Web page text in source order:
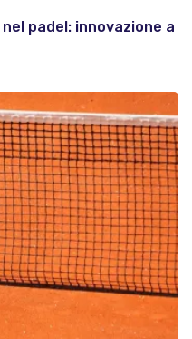
padel: innovazione a